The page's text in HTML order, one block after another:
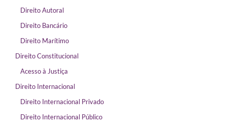
Direito Autoral
Direito Bancário
Direito Marítimo
Direito Constitucional
Acesso à Justiça
Direito Internacional
Direito Internacional Privado
Direito Internacional Público